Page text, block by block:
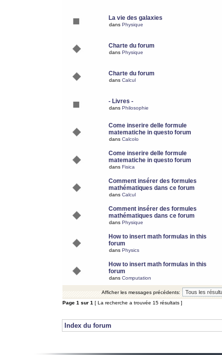
La vie des galaxies
dans Physique
Charte du forum
dans Physique
Charte du forum
dans Calcul
- Livres -
dans Philosophie
Come inserire delle formule
matematiche in questo forum
dans Calcolo
Come inserire delle formule
matematiche in questo forum
dans Fisica
Comment insérer des formules
mathématiques dans ce forum
dans Calcul
Comment insérer des formules
mathématiques dans ce forum
dans Physique
How to insert math formulas in this
forum
dans Physics
How to insert math formulas in this
forum
dans Computation
Afficher les messages précédents:
Page 1 sur 1 [ La recherche a trouvée 15 résultats ]
Index du forum